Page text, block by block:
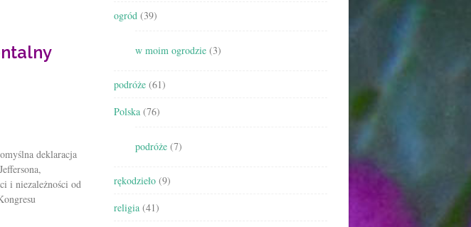
deklaracja
i niezależności od
ogród (39)
w moim ogrodzie (3)
podróże (61)
Polska (76)
podróże (7)
rękodzieło (9)
religia (41)